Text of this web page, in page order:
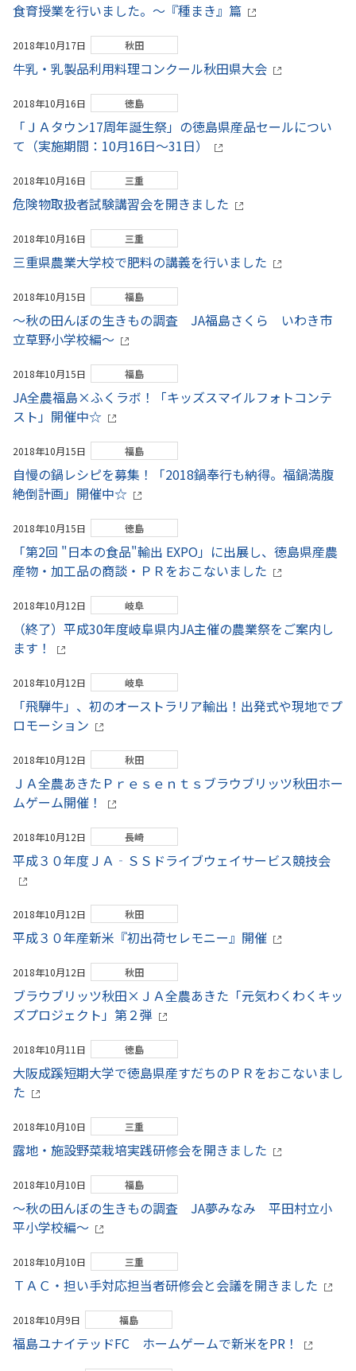
食育授業を行いました。～『種まき』篇
2018年10月17日 秋田
牛乳・乳製品利用料理コンクール秋田県大会
2018年10月16日 徳島
「ＪＡタウン17周年誕生祭」の徳島県産品セールについ
て（実施期間：10月16日～31日）
2018年10月16日 三重
危険物取扱者試験講習会を開きました
2018年10月16日 三重
三重県農業大学校で肥料の講義を行いました
2018年10月15日 福島
～秋の田んぼの生きもの調査 JA福島さくら いわき市
立草野小学校編～
2018年10月15日 福島
JA全農福島×ふくラボ！「キッズスマイルフォトコンテ
スト」開催中☆
2018年10月15日 福島
自慢の鍋レシピを募集！「2018鍋奉行も納得。福鍋満腹
絶倒計画」開催中☆
2018年10月15日 徳島
「第2回 "日本の食品"輸出 EXPO」に出展し、徳島県産農
産物・加工品の商談・ＰＲをおこないました
2018年10月12日 岐阜
（終了）平成30年度岐阜県内JA主催の農業祭をご案内し
ます！
2018年10月12日 岐阜
「飛騨牛」、初のオーストラリア輸出！出発式や現地でプ
ロモーション
2018年10月12日 秋田
ＪＡ全農あきたＰｒｅｓｅｎｔｓブラウブリッツ秋田ホー
ムゲーム開催！
2018年10月12日 長崎
平成３０年度ＪＡ‐ＳＳドライブウェイサービス競技会
2018年10月12日 秋田
平成３０年産新米『初出荷セレモニー』開催
2018年10月12日 秋田
ブラウブリッツ秋田×ＪＡ全農あきた「元気わくわくキッ
ズプロジェクト」第２弾
2018年10月11日 徳島
大阪成蹊短期大学で徳島県産すだちのＰＲをおこないまし
た
2018年10月10日 三重
露地・施設野菜栽培実践研修会を開きました
2018年10月10日 福島
～秋の田んぼの生きもの調査 JA夢みなみ 平田村立小
平小学校編～
2018年10月10日 三重
ＴＡＣ・担い手対応担当者研修会と会議を開きました
2018年10月9日 福島
福島ユナイテッドFC ホームゲームで新米をPR！